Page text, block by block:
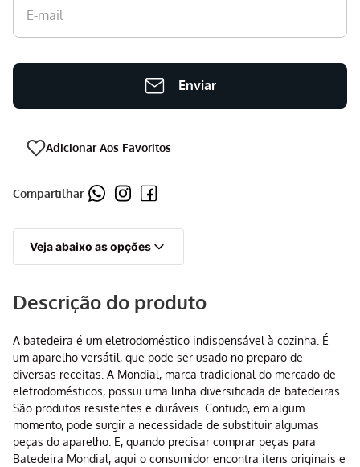
Enviar
Compartilhar
Veja abaixo as opções
Descrição do produto
A batedeira é um eletrodoméstico indispensável à cozinha. É
um aparelho versátil, que pode ser usado no preparo de
diversas receitas. A Mondial, marca tradicional do mercado de
eletrodomésticos, possui uma linha diversificada de batedeiras.
São produtos resistentes e duráveis. Contudo, em algum
momento, pode surgir a necessidade de substituir algumas
peças do aparelho. E, quando precisar comprar peças para
Batedeira Mondial, aqui o consumidor encontra itens originais e